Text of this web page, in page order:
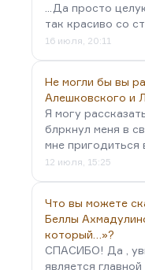
...Да просто
так красиво со
16 июля, 20:11
Не могли бы вы
Алешковского и
Я могу
блркнул меня в
мне пригодиться
12 июля, 15:25
Что вы можете
Беллы
который…»?
СПАСИБО! Да ,
является